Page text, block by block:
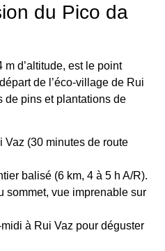
du Pico da
m d’altitude, est le point
de l’éco-village de Rui
de pins et plantations de
Vaz (30 minutes de route
balisé (6 km, 4 à 5 h A/R).
sommet, vue imprenable sur
à Rui Vaz pour déguster